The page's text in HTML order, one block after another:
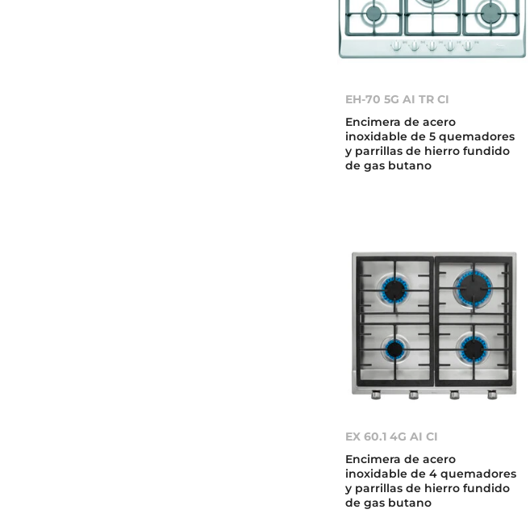
EH-70 5G AI TR CI
Encimera de acero
inoxidable de 5 quemadores
y parrillas de hierro fundido
de gas butano
EX 60.1 4G AI CI
Encimera de acero
inoxidable de 4 quemadores
y parrillas de hierro fundido
de gas butano